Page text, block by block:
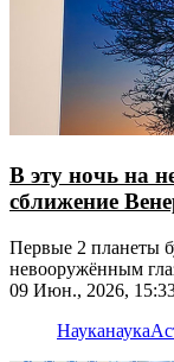
В эту ночь на
сближение
Первые 2 планеты
невооружённым
бинокль
09 Июн., 2026,
Науканаука